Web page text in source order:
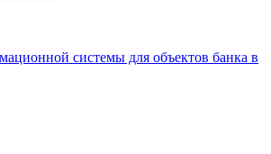
системы для объектов банка в